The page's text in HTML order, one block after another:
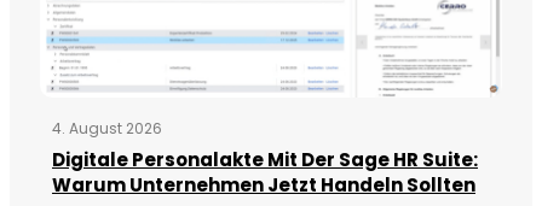
4. August 2026
Digitale Personalakte Mit Der Sage HR Suite:
Warum Unternehmen Jetzt Handeln Sollten